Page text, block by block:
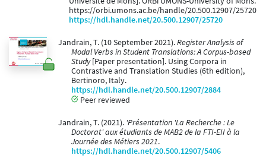
https://orbi.umons.ac.be/handle/20.500.12907/25720
https://hdl.handle.net/20.500.12907/25720
Jandrain, T. (10 September 2021).Register Analysis of
Modal Verbs in Student Translations: A Corpus-based
Study[Paper presentation]. Using Corpora in
Contrastive and Translation Studies (6th edition),
Bertinoro, Italy.
https://hdl.handle.net/20.500.12907/2884
Peer reviewed
Jandrain, T. (2021). 'Présentation 'La Recherche : Le
Doctorat' aux étudiants de MAB2 de la FTI-EII à la
Journée des Métiers 2021.
https://hdl.handle.net/20.500.12907/5406